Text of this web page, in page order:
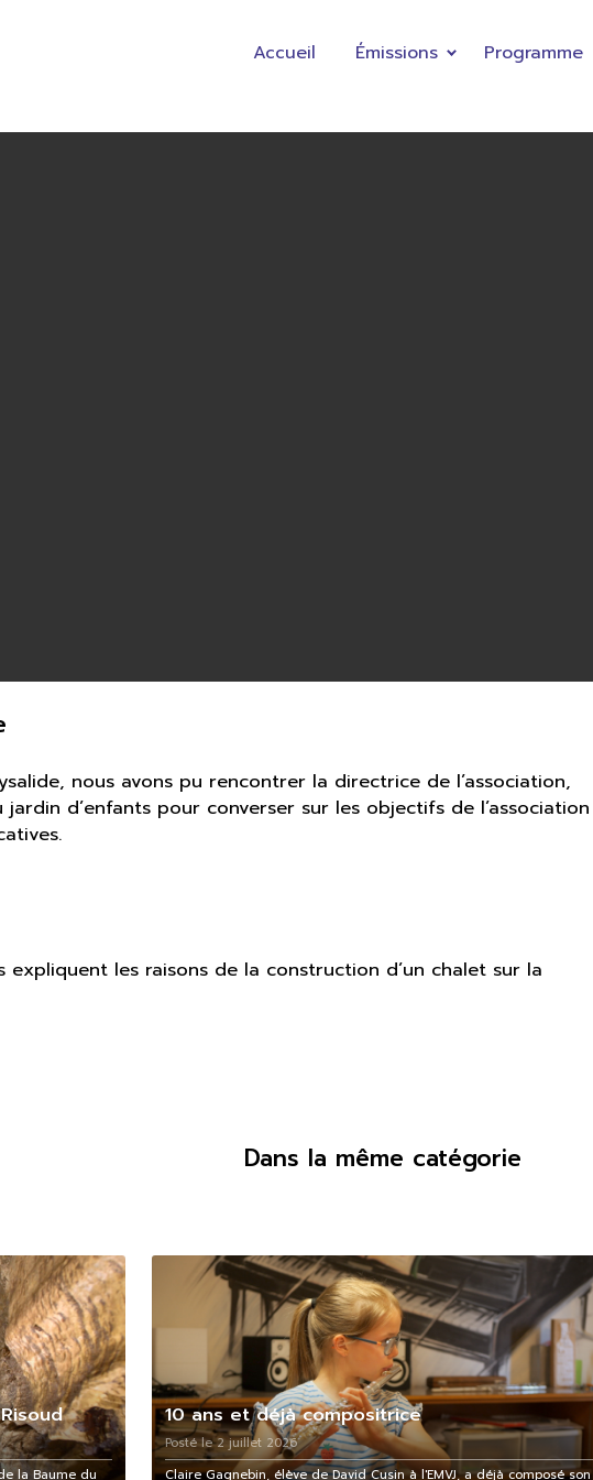
Accueil Émissions Programme
nous avons pu rencontrer la directrice de l’association,
d’enfants pour converser sur les objectifs de l’association
expliquent les raisons de la construction d’un chalet sur la
Dans la même catégorie
la Baume du
10 ans et déjà compositrice
Posté le 2 juillet 2026
Claire Gagnebin, élève de David Cusin à l'EMVJ, a déjà composé son